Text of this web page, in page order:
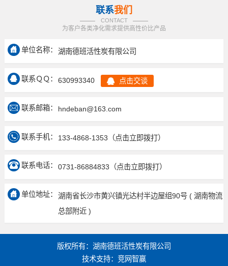
联系我们
CONTACT
为客户各类净化需求提供高性价比产品
单位名称： 湖南德班活性炭有限公司
联系ＱＱ： 630993340 点击交谈
联系邮箱： hndeban@163.com
联系手机： 133-4868-1353 （点击立即拨打）
联系电话： 0731-86884833 （点击立即拨打）
单位地址：
湖南省长沙市黄兴镇光达村半边屋组90号 ( 湖南物流
总部附近 )
版权所有：湖南德班活性炭有限公司
技术支持： 竞网智赢